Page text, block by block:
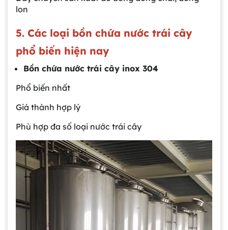
lon
5. Các loại bồn chứa nước trái cây
phổ biến hiện nay
Bồn chứa nước trái cây inox 304
Phổ biến nhất
Giá thành hợp lý
Phù hợp đa số loại nước trái cây